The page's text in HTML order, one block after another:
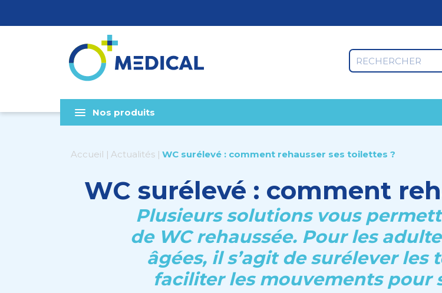
Nos produits
Accueil Actualités WC surélevé : comment rehausser ses toilettes ?
WC surélevé : comment
Plusieurs solutions vous
de WC rehaussée. Pour les
âgées, il s’agit de surélever
faciliter les mouvements pour